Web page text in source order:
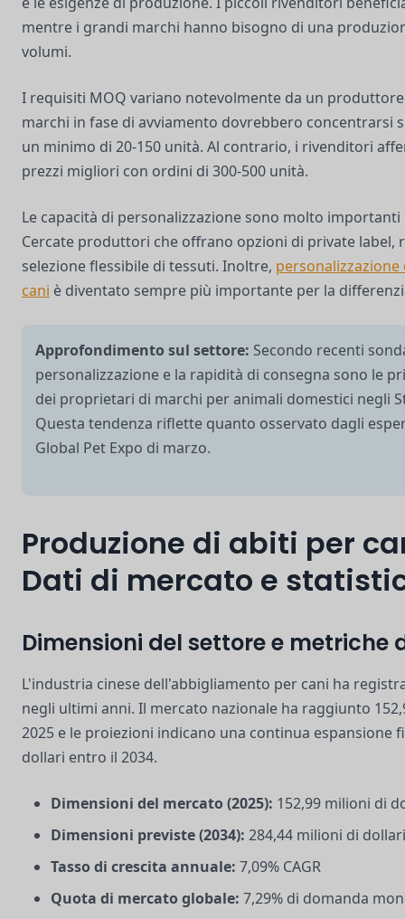
mentre i grandi marchi hanno bisogno di una
volumi.
I requisiti MOQ variano notevolmente da un
marchi in fase di avviamento dovrebbero concentrarsi
un minimo di 20-150 unità. Al contrario, i rivenditori
prezzi migliori con ordini di 300-500 unità.
Le capacità di personalizzazione sono molto
Cercate produttori che offrano opzioni di private label,
selezione flessibile di tessuti. Inoltre,
cani è diventato sempre più importante per la
Approfondimento sul settore: Secondo recenti
personalizzazione e la rapidità di consegna sono le
dei proprietari di marchi per animali domestici negli
Questa tendenza riflette quanto osservato dagli
Global Pet Expo di marzo.
Produzione di abiti per
Dati di mercato e
Dimensioni del settore e metriche
L'industria cinese dell'abbigliamento per cani ha
negli ultimi anni. Il mercato nazionale ha raggiunto
2025 e le proiezioni indicano una continua espansione
dollari entro il 2034.
Dimensioni del mercato (2025): 152,99 milioni di
Dimensioni previste (2034): 284,44 milioni di dollari
Tasso di crescita annuale: 7,09% CAGR
Quota di mercato globale: 7,29% di domanda